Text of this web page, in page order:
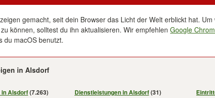
gemacht, seit dein Browser das Licht der Welt erblickt hat.
können, solltest du ihn aktualisieren. Wir empfehlenGoogle
du macOS benutzt.
in Alsdorf
in Alsdorf(7.263) Dienstleistungen in Alsdorf(31)